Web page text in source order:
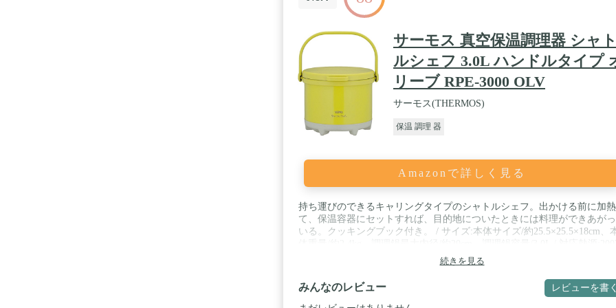
サーモス 真空保温調理器 シャ
ルシェフ 3.0L ハンドルタイプ
リーブ RPE-3000 OLV
サーモス(THERMOS)
保温 調理 器
Amazonで詳しく見る
持ち運びのできるキャリングタイプのシャトルシェフ。出かける前に加
て、保温容器にセットすれば、目的地についたときには料理ができあが
いる。クッキングブック付き。 / サイズ:本体サイズ/約25.5×25.5×18cm、
電磁調理器(IHクッキングヒーター)、ガス、電気プレート、ハロゲンヒー
ー、シーズヒーター / 原産国:中国 / 素材・材質:【調理鍋】 本体・持ち手
テンレス鋼・アルミニウム、フタツマミ/フェノール樹脂、フタ/ステンレ
鋼(底の厚さ5.0mm(はり底を含む)) 【保温容器】 本体/ステンレス鋼(アク
ル樹脂塗装)、フタ/ポリプロピレン(発泡スチロール内蔵)
続きを見る
みんなのレビュー レビューを書